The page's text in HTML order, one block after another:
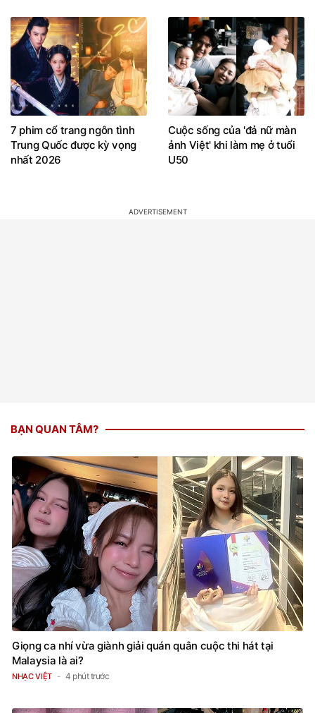
7 phim cổ trang ngôn tình
Trung Quốc được kỳ vọng
nhất 2026
Cuộc sống của 'đả nữ màn
ảnh Việt' khi làm mẹ ở tuổi
U50
BẠN QUAN TÂM?
Giọng ca nhí vừa giành giải quán quân cuộc thi hát tại
Malaysia là ai?
NHẠC VIỆT 4 phút trước